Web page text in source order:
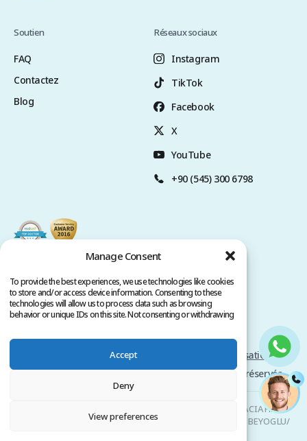
Manage Consent
To provide the best experiences, we use technologies like cookies
to store and/or access device information. Consenting to these
technologies will allow us to process data such as browsing
behavior or unique IDs on this site. Not consenting or withdrawing
Accept
Deny
View preferences
Soutien
FAQ
Contactez
Blog
Réseaux sociaux
Instagram
TikTok
Facebook
X
YouTube
+90 (545) 300 6798
Politique de Confidentialité
Conditions d'utilisation
Copyright @ 2026 www.clinicana.com. Tous droits réservés.
Clinicana Greffe de Cheveux & Chirurgies Esthétiques | HACIAHMET
MAH. KURTULUS DERESI CAD. NO: 15 -21 IC KAPI NO: 94 BEYOGLU/